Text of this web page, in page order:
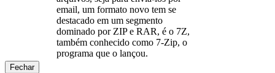
email, um formato novo tem se
destacado em um segmento
dominado por ZIP e RAR, é o 7Z,
também conhecido como 7-Zip, o
programa que o lançou.
Fechar